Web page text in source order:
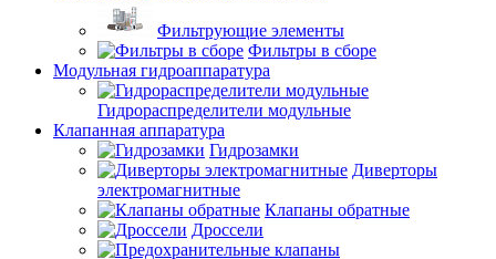
Фильтрующие элементы
Фильтры в сборе
Модульная гидроаппаратура
Гидрораспределители модульные
Клапанная аппаратура
Гидрозамки
Диверторы
электромагнитные
Клапаны обратные
Дроссели